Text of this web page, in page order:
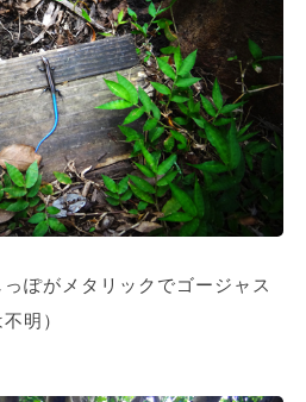
ぽがメタリックでゴージャス
明）